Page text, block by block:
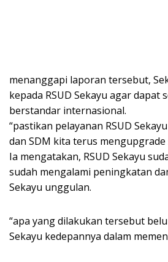
menanggapi laporan tersebut,
kepada RSUD Sekayu agar
berstandar internasional.
“pastikan pelayanan RSUD
dan SDM kita terus mengupgrade
Ia mengatakan, RSUD Sekayu
sudah mengalami peningkatan
Sekayu unggulan.
“apa yang dilakukan tersebut
Sekayu kedepannya dalam